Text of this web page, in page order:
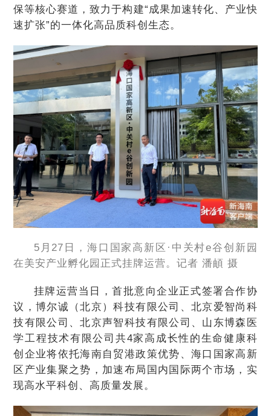
保等核心赛道，致力于构建“成果加速转化、产业快
速扩张”的一体化高品质科创生态。
5月27日，海口国家高新区·中关村e谷创新园
在美安产业孵化园正式挂牌运营。记者 潘頔 摄
挂牌运营当日，首批意向企业正式签署合作协
议，博尔诚（北京）科技有限公司、北京爱智尚科
技有限公司、北京声智科技有限公司、山东博森医
学工程技术有限公司共4家高成长性的生命健康科
创企业将依托海南自贸港政策优势、海口国家高新
区产业集聚之势，加速布局国内国际两个市场，实
现高水平科创、高质量发展。